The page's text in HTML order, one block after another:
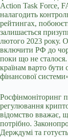
Action Task Force,
налагодить
рейтингах,
залишається
лютого 2023 року.
включити РФ до
поки що не
країнам варто
фінансової
Росфінмоніторинг
регулювання
відомство вважає,
потрібно.
Держдумі та